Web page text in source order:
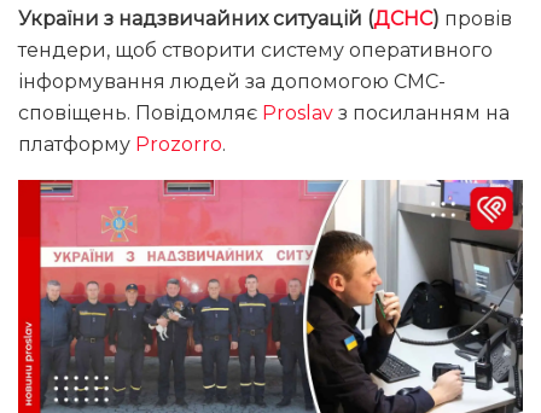
України з надзвичайних ситуацій (ДСНС) провів
тендери, щоб створити систему оперативного
інформування людей за допомогою СМС-
сповіщень. Повідомляє Proslav з посиланням на
платформу Prozorro.